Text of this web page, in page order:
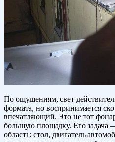
По ощущениям, свет
формата, но воспринимается
впечатляющий. Это не тот
большую площадку. Его задача
область: стол, двигатель